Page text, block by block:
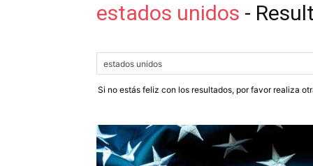
estados unidos -
Si no estás feliz con los resultados, por favor realiza